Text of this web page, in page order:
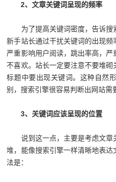
2、文章关键词呈现的频率
为了提高关键词密度，告诉搜
新手站长通过干扰关键词的出现频
严重影响用户阅读，跳出率高，
不喜欢。站长一定要注意不要堆
标题中要出现关键词。这种自然
别，搜索引擎很容易判断出网站需
3、关键词应该呈现的位置
说到这一点，主要是考虑文章
堆，能像搜索引擎一样清晰地表
法是：